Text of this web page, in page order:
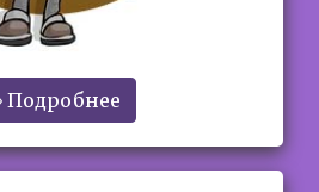
Подробнее